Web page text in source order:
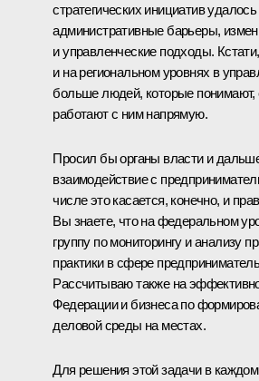
стратегических инициатив
административные барьеры,
и управленческие подходы.
и на региональном уровнях в
больше людей, которые
работают с ним напрямую.
Просил бы органы власти и
взаимодействие с
числе это касается, конечно, и
Вы знаете, что на федеральном
группу по мониторингу и анализу
практики в сфере
Рассчитываю также на
Федерации и бизнеса по
деловой среды на местах.
Для решения этой задачи в